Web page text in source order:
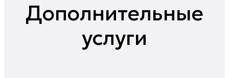
Дополнительные
услуги